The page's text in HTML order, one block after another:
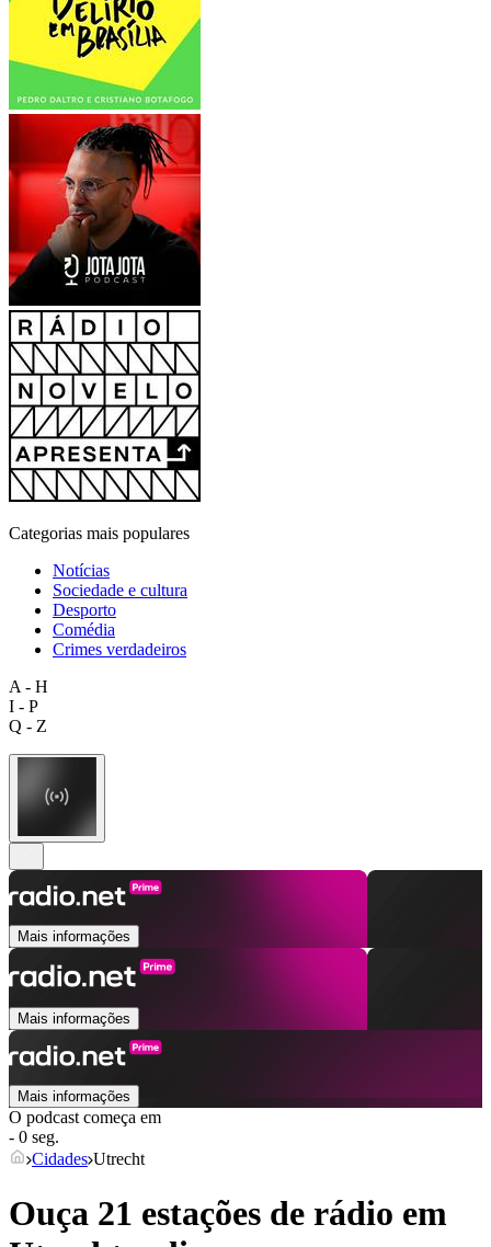
Categorias mais populares
Notícias
Sociedade e cultura
Desporto
Comédia
Crimes verdadeiros
A - H
I - P
Q - Z
Mais informações
Mais informações
Mais informações
O podcast começa em
- 0 seg.
Cidades Utrecht
Ouça 21 estações de rádio em